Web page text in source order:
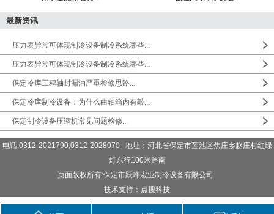
最新资讯
压力表异常可体现制冷设备制冷系统哪些...
压力表异常可体现制冷设备制冷系统哪些...
保定冷库工程轴封漏油严重检修思路...
保定冷库制冷设备：为什么曲轴箱内有敲...
保定制冷设备压缩机常见问题检修...
电话:0312-2021790,0312-2028070 地址：河北省保定市莲池区焦庄乡赵庄村红绿
灯东行100米路南
页面版权所有:保定市跃峰宏业制冷设备有限公司
技术支持：点搜科技